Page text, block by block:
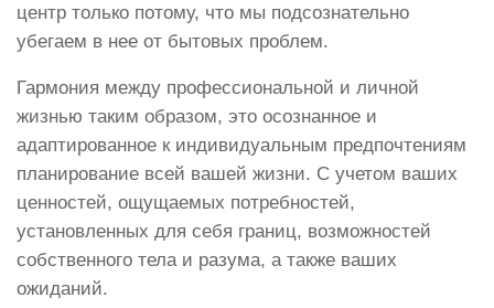
центр только потому, что мы подсознательно
убегаем в нее от бытовых проблем.
Гармония между профессиональной и личной
жизнью таким образом, это осознанное и
адаптированное к индивидуальным предпочтениям
планирование всей вашей жизни. С учетом ваших
ценностей, ощущаемых потребностей,
установленных для себя границ, возможностей
собственного тела и разума, а также ваших
ожиданий.